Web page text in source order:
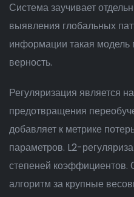
Система заучивает
выявления глобальных
информации такая модель
верность.
Регуляризация является
предотвращения
добавляет к метрике
параметров. L2-
степеней коэффициентов.
алгоритм за крупные